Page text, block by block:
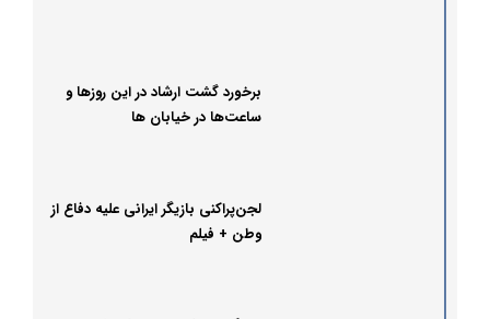
برخورد گشت ارشاد در این روزها و
ساعت‌ها در خیابان ها
لجن‌پراکنی بازیگر ایرانی علیه دفاع از
وطن + فیلم